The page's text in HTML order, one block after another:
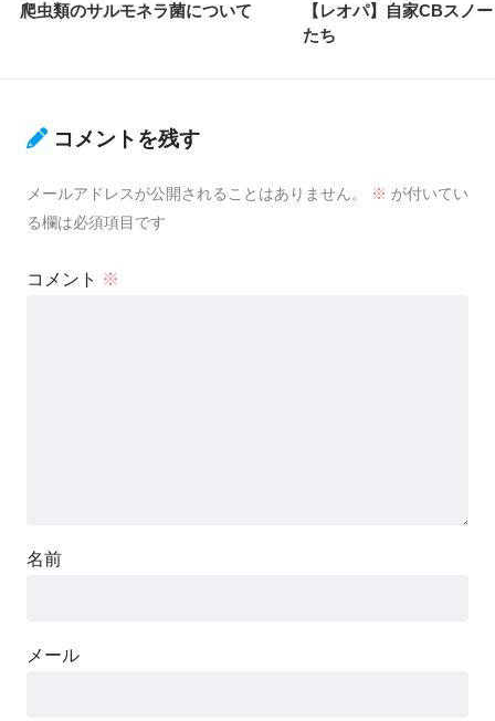
爬虫類のサルモネラ菌について
【レオパ】自家CBスノ
たち
コメントを残す
メールアドレスが公開されることはありません。 ※ が付いてい
る欄は必須項目です
コメント ※
名前
メール